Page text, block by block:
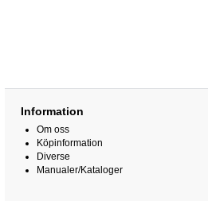
Information
Om oss
Köpinformation
Diverse
Manualer/Kataloger